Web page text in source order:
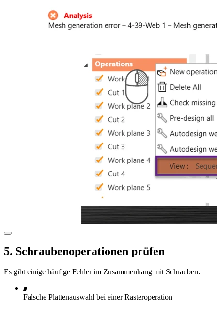
5. Schraubenoperationen prüfen
Es gibt einige häufige Fehler im Zusammenhang mit Schrauben:
Falsche Plattenauswahl bei einer Rasteroperation